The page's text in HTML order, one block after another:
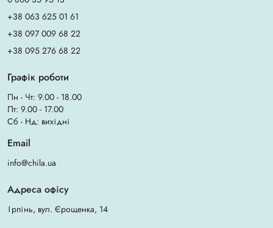
+38 063 625 01 61
+38 097 009 68 22
+38 095 276 68 22
Графік роботи
Пн - Чт: 9.00 - 18.00
Пт: 9.00 - 17.00
Сб - Нд: вихідні
Email
info@chila.ua
Адреса офісу
Ірпінь, вул. Єрощенка, 14